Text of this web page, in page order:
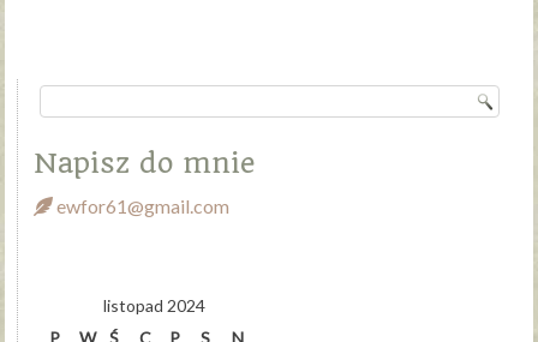
Napisz do mnie
ewfor61@gmail.com
listopad 2024
P
W Ś C P S
N